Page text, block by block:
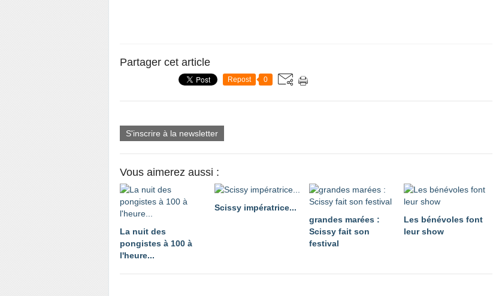
Partager cet article
Repost 0
S'inscrire à la newsletter
Vous aimerez aussi :
La nuit des
pongistes à 100 à
l'heure...
Scissy impératrice...
grandes marées :
Scissy fait son
festival
Les bénévoles font
leur show